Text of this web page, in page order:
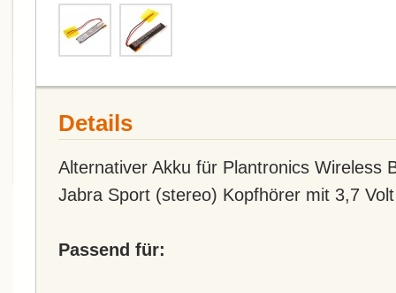
Details
Alternativer Akku für Plantronics Wireless
Jabra Sport (stereo) Kopfhörer mit 3,7
Passend für: